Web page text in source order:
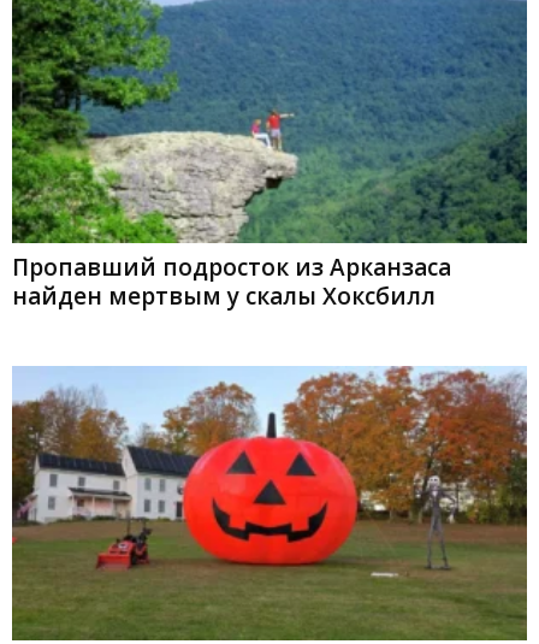
Пропавший подросток из Арканзаса
найден мертвым у скалы Хоксбилл